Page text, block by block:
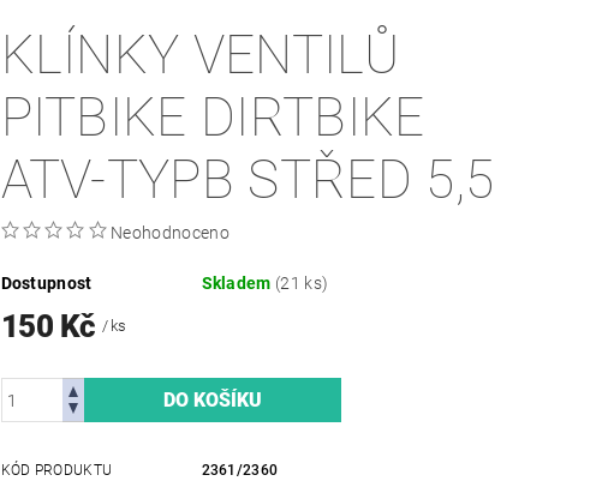
KLÍNKY VENTILŮ
PITBIKE DIRTBIKE
ATV-TYPB STŘED 5,5
Neohodnoceno
Dostupnost Skladem (21 ks)
150 Kč/ ks
KÓD PRODUKTU
2361/2360